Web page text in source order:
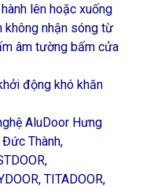
lên hoặc xuống
không nhận sóng từ
âm tường bấm cửa
động khó khăn
AluDoor Hưng
Đức Thành,
TITADOOR,